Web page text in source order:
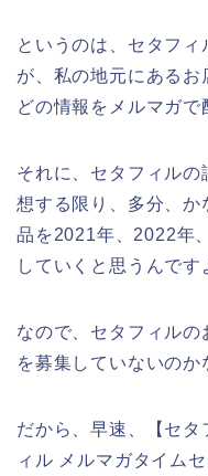
というのは、セタフ
が、私の地元にある
どの情報をメルマガで
それに、セタフィル
想する限り、多分、
品を2021年、2022年
していくと思うんです
なので、セタフィル
を募集していないのか
だから、早速、【セ
ィル メルマガタイム